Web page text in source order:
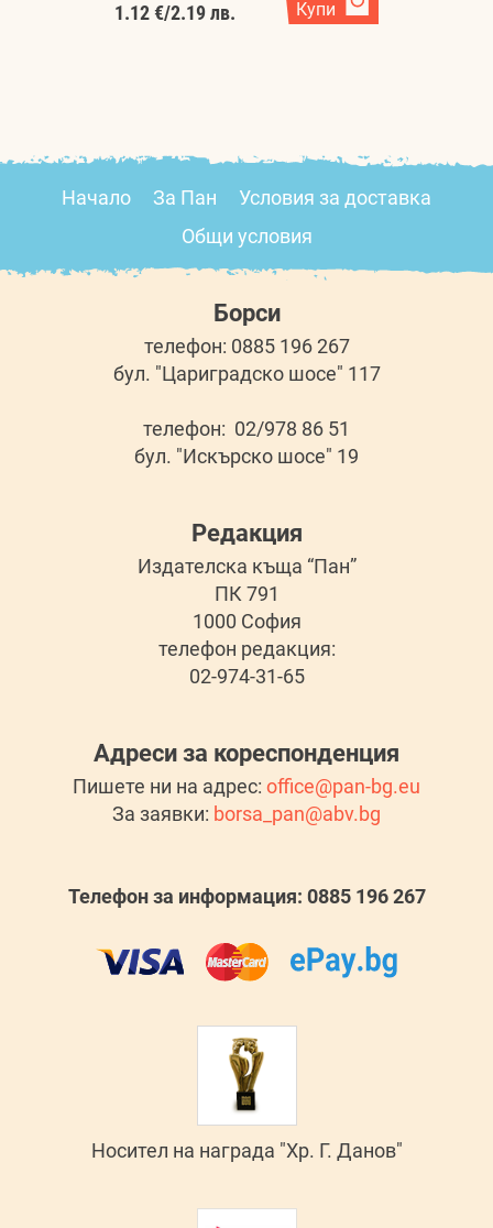
1.12 €/2.19 лв. Купи
Начало За Пан
Условия за доставка
Общи условия
Борси
телефон: 0885 196 267
бул. "Цариградско шосе" 117
телефон: 02/978 86 51
бул. "Искърско шосе" 19
Редакция
Издателска къща “Пан”
ПК 791
1000 София
телефон редакция:
02-974-31-65
Адреси за кореспонденция
Пишете ни на адрес: office@pan-bg.eu
За заявки: borsa_pan@abv.bg
Телефон за информация: 0885 196 267
Носител на награда "Хр. Г. Данов"